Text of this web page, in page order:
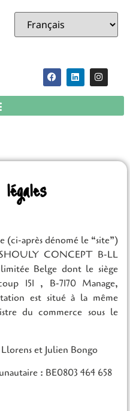
(ci-après dénomé le “site”)
CONCEPT B-LL
Belge dont le siège
151 , B-7170 Manage,
est situé à la même
du commerce sous le
et Julien Bongo
: BE0803 464 658